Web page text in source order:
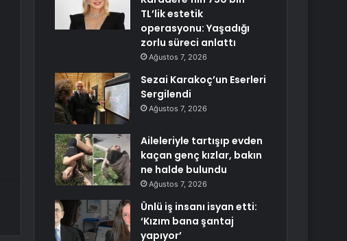
TL’lik estetik
operasyonu: Yaşadığı
zorlu süreci anlattı
Ağustos 7, 2026
Sezai Karakoç’un Eserleri
Sergilendi
Ağustos 7, 2026
Aileleriyle tartışıp evden
kaçan genç kızlar, bakın
ne halde bulundu
Ağustos 7, 2026
Ünlü iş insanı isyan etti:
‘Kızım bana şantaj
yapıyor’